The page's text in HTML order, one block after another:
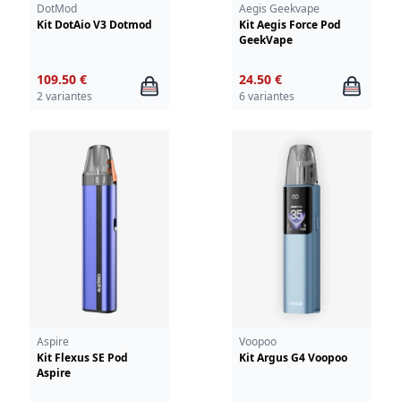
DotMod
Kit DotAio V3 Dotmod
109.50 €
2 variantes
Aegis Geekvape
Kit Aegis Force Pod
GeekVape
24.50 €
6 variantes
Aspire
Kit Flexus SE Pod
Aspire
Voopoo
Kit Argus G4 Voopoo